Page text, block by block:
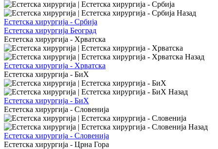
Назад
Естетска хирургија - Србија
Естетска хирургија Београд
Естетска хирургија - Хрватска
Назад
Естетска хирургија - Хрватска
Естетска хирургија - БиХ
Назад
Естетска хирургија - БиХ
Естетска хирургија - Словенија
Назад
Естетска хирургија - Словенија
Естетска хирургија - Црна Гора